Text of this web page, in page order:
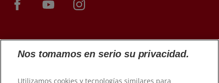
Nos tomamos en serio su privacidad.
Utilizamos cookies y tecnologías similares para